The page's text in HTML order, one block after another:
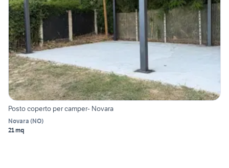
Posto coperto per camper- Novara
Novara (NO)
21 mq